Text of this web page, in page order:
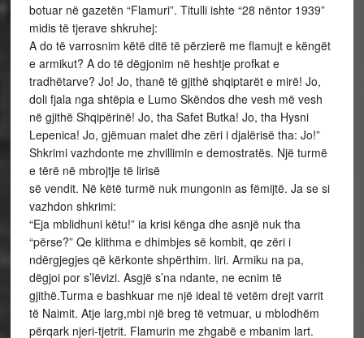
botuar në gazetën “Flamuri”. Titulli ishte “28 nëntor 1939”
midis të tjerave shkruhej:
A do të varrosnim këtë ditë të përzierë me flamujt e këngët
e armikut? A do të dëgjonim në heshtje profkat e
tradhëtarve? Jo! Jo, thanë të gjithë shqiptarët e mirë! Jo,
doli fjala nga shtëpia e Lumo Skëndos dhe vesh më vesh
në gjithë Shqipërinë! Jo, tha Safet Butka! Jo, tha Hysni
Lepenica! Jo, gjëmuan malet dhe zëri i djalërisë tha: Jo!”
Shkrimi vazhdonte me zhvillimin e demostratës. Një turmë
e tërë në mbrojtje të lirisë
së vendit. Në këtë turmë nuk mungonin as fëmijtë. Ja se si
vazhdon shkrimi:
“Eja mblidhuni këtu!” ia krisi kënga dhe asnjë nuk tha
“përse?” Qe klithma e dhimbjes së kombit, qe zëri i
ndërgjegjes që kërkonte shpërthim. liri. Armiku na pa,
dëgjoi por s’lëvizi. Asgjë s’na ndante, ne ecnim të
gjithë.Turma e bashkuar me një ideal të vetëm drejt varrit
të Naimit. Atje larg,mbi një breg të vetmuar, u mblodhëm
përqark njeri-tjetrit. Flamurin me zhgabë e mbanim lart.